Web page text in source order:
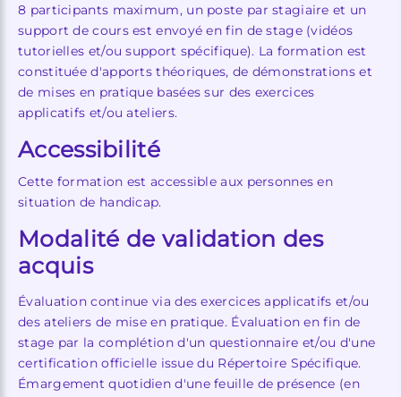
8 participants maximum, un poste par stagiaire et un
support de cours est envoyé en fin de stage (vidéos
tutorielles et/ou support spécifique). La formation est
constituée d'apports théoriques, de démonstrations et
de mises en pratique basées sur des exercices
applicatifs et/ou ateliers.
Accessibilité
Cette formation est accessible aux personnes en
situation de handicap.
Modalité de validation des
acquis
Évaluation continue via des exercices applicatifs et/ou
des ateliers de mise en pratique. Évaluation en fin de
stage par la complétion d'un questionnaire et/ou d'une
certification officielle issue du Répertoire Spécifique.
Émargement quotidien d'une feuille de présence (en